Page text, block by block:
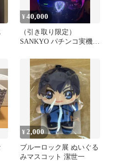
¥40,000
（引き取り限定）
SANKYO パチンコ実機
ユニット付き
¥ 2,000
ブルーロック展 ぬいぐる
みマスコット 潔世一